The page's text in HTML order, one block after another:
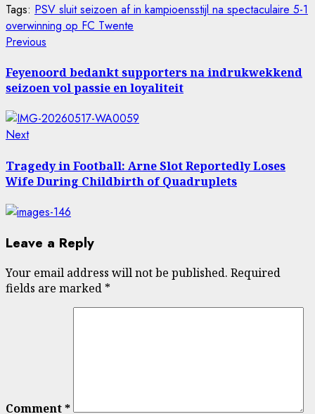
Tags: PSV sluit seizoen af in kampioensstijl na spectaculaire 5-1
overwinning op FC Twente
Post
navigation
Previous
Feyenoord bedankt supporters na indrukwekkend
seizoen vol passie en loyaliteit
NextNext
Tragedy in Football: Arne Slot Reportedly Loses
Wife During Childbirth of Quadruplets
Leave a Reply
Your email address will not be published. Required
fields are marked *
Comment*